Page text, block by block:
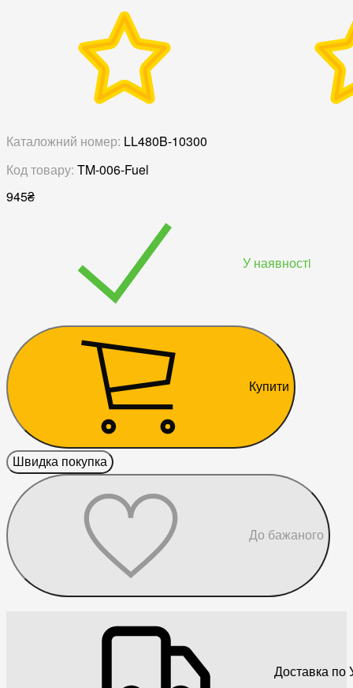
Каталожний номер: LL480B-10300
Код товару: TM-006-Fuel
945₴
У наявностi
Купити
Швидка покупка
До бажаного
Доставка по